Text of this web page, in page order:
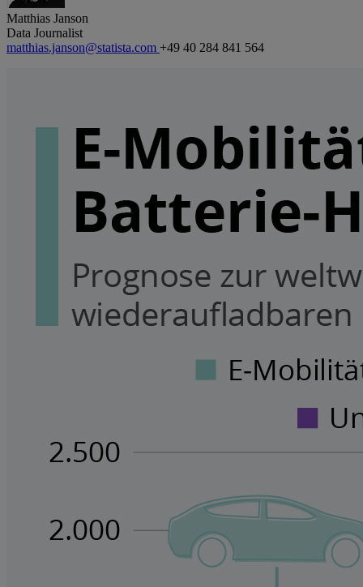
Matthias Janson
Data Journalist
matthias.janson@statista.com +49 40 284 841 564